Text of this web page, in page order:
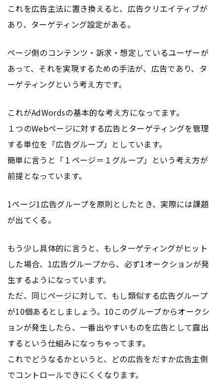
これを広告主法に置き換えると、 広告クリエイティブが
あり、ターゲティング設定がある。
ページ側のコンテンツ ・訴求・想定しているユーザーが
あって、それを実現するための手法が、 広告であり、タ
ーゲティングという考え方です。
これがAdWordsの基本的な考え方になってます。
１つのWebページに対する広告 とターゲティングを管理
する単位を「広告グループ」としています。
簡単に言うと「１ ページ＝１グループ」という考え方が
前提となっています。
1ページ1広告グループを原則としたとき、実際には課題
が出てくる。
もう少し具体的に言うと、もしターゲティングがヒット
した場合、1広告グループから、必ず1オークションが発
生するようになっています。
ただ、同じページに対して、もし類似する広告グループ
が10個あるとしましょう。10このグループからオークシ
ョンが発生したら、一番出やすいものを広告として露出
するという仕組みになっちゃってます。
これでどうなるかというと、どの広告をだすか広告主側
でコントロールできにくくなります。